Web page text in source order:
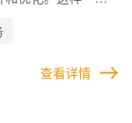
将网站运行起
站运维服务，就
查看详情